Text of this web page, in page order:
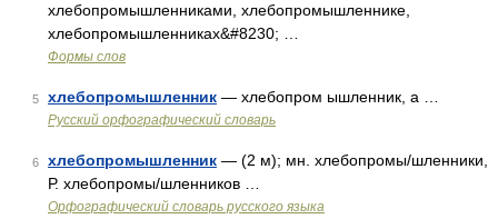
хлебопромышленниками, хлебопромышленнике,
хлебопромышленниках&#8230; …
Формы слов
5 хлебопромышленник — хлебопром ышленник, а …
Русский орфографический словарь
6 хлебопромышленник — (2 м); мн. хлебопромы/шленники,
Р. хлебопромы/шленников …
Орфографический словарь русского языка